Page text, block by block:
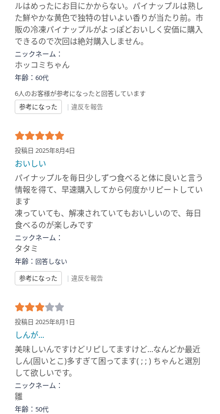
ルはめったにお目にかからない。パイナップルは熟し
た鮮やかな黄色で独特の甘いよい香りが当たり前。市
販の冷凍パイナップルがよっぽどおいしく安価に購入
できるので次回は絶対購入しません。
ニックネーム：
ホッコミちゃん
年齢： 60代
6人のお客様が参考になったと回答しています
参考になった
| 違反を報告
投稿日 2025年8月4日
おいしい
パイナップルを毎日少しずつ食べると体に良いと言う
情報を得て、早速購入してから何度かリピートしてい
ます
凍っていても、解凍されていてもおいしいので、毎日
食べるのが楽しみです
ニックネーム：
タタミ
年齢： 回答しない
参考になった
| 違反を報告
投稿日 2025年8月1日
しんが...
美味しいんですけどリピしてますけど...なんどか最近
しん(固いとこ)多すぎて困ってます( ; ; ) ちゃんと選別
して欲しいです。
ニックネーム：
雛
年齢： 50代